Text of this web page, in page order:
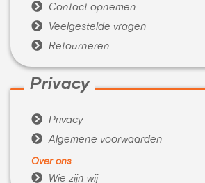
 Contact opnemen
 Veelgestelde vragen
 Retourneren
Privacy
 Privacy
 Algemene voorwaarden
Over ons
 Wie zijn wij